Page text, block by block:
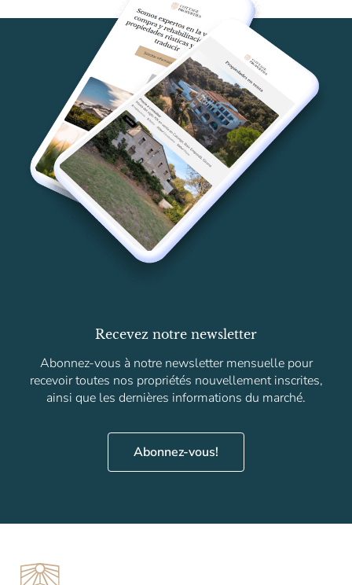
Recevez notre newsletter
Abonnez-vous à notre newsletter mensuelle pour
recevoir toutes nos propriétés nouvellement inscrites,
ainsi que les dernières informations du marché.
Abonnez-vous!